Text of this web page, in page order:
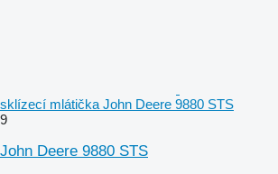
sklízecí mlátička John Deere 9880 STS
9
John Deere 9880 STS